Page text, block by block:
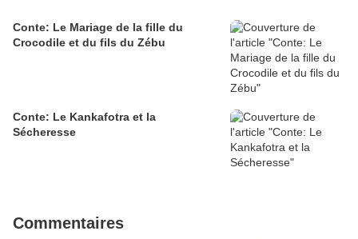
Conte: Le Mariage de la fille du
Crocodile et du fils du Zébu
Conte: Le Kankafotra et la
Sécheresse
Commentaires